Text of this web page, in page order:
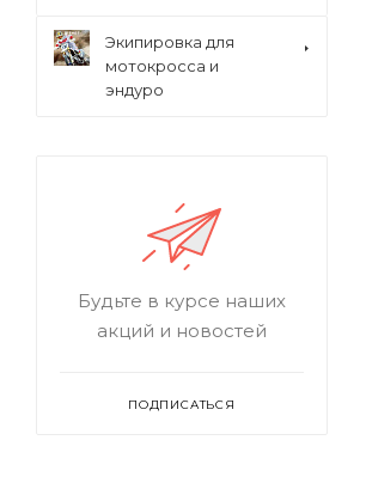
Экипировка для
мотокросса и
эндуро
Будьте в курсе наших
акций и новостей
ПОДПИСАТЬСЯ